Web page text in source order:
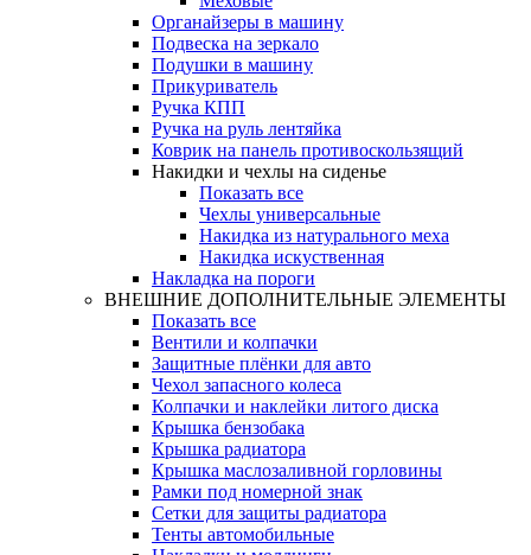
Органайзеры в машину
Подвеска на зеркало
Подушки в машину
Прикуриватель
Ручка КПП
Ручка на руль лентяйка
Коврик на панель противоскользящий
Накидки и чехлы на сиденье
Показать все
Чехлы универсальные
Накидка из натурального меха
Накидка искуственная
Накладка на пороги
ВНЕШНИЕ ДОПОЛНИТЕЛЬНЫЕ ЭЛЕМЕНТЫ
Показать все
Вентили и колпачки
Защитные плёнки для авто
Чехол запасного колеса
Колпачки и наклейки литого диска
Крышка бензобака
Крышка радиатора
Крышка маслозаливной горловины
Рамки под номерной знак
Сетки для защиты радиатора
Тенты автомобильные